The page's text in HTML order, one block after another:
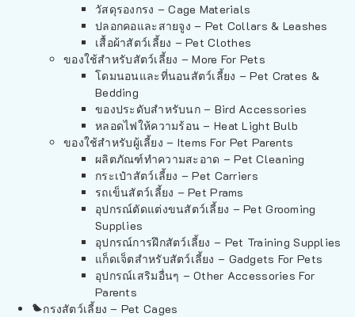
วัสดุรองกรง – Cage Materials
ปลอกคอและสายจูง – Pet Collars & Leashes
เสื้อผ้าสัตว์เลี้ยง – Pet Clothes
ของใช้สำหรับสัตว์เลี้ยง – More For Pets
โดมนอนและที่นอนสัตว์เลี้ยง – Pet Crates &
Bedding
ของประดับสำหรับนก – Bird Accessories
หลอดไฟให้ความร้อน – Heat Light Bulb
ของใช้สำหรับผู้เลี้ยง – Items For Pet Parents
ผลิตภัณฑ์ทำความสะอาด – Pet Cleaning
กระเป๋าสัตว์เลี้ยง – Pet Carriers
รถเข็นสัตว์เลี้ยง – Pet Prams
อุปกรณ์ตัดแต่งขนสัตว์เลี้ยง – Pet Grooming
Supplies
อุปกรณ์การฝึกสัตว์เลี้ยง – Pet Training Supplies
แก็ดเจ็ตสำหรับสัตว์เลี้ยง – Gadgets For Pets
อุปกรณ์เสริมอื่นๆ – Other Accessories For
Parents
กรงสัตว์เลี้ยง – Pet Cages